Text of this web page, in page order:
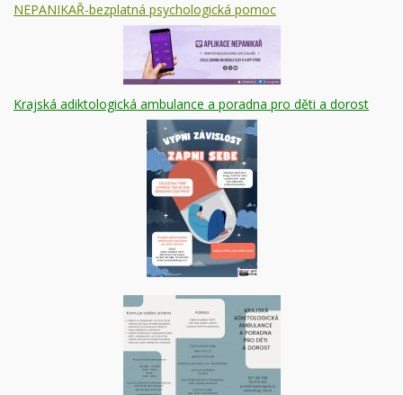
NEPANIKAŘ-bezplatná psychologická pomoc
Krajská adiktologická ambulance a poradna pro děti a dorost